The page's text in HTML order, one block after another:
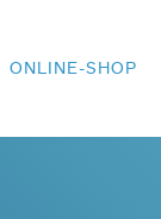
ONLINE-SHOP